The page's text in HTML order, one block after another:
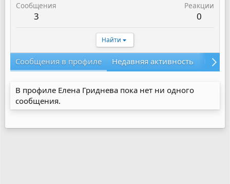
Сообщения
3
Реакции
0
Найти
Сообщения в профиле Недавняя активность
В профиле Елена Гриднева пока нет ни одного
сообщения.